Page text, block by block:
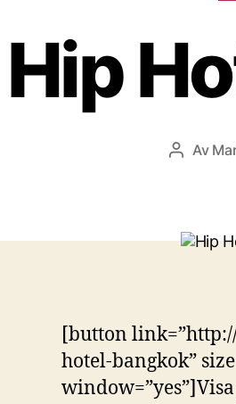
Hip
Av
[button
hotel-bangkok”